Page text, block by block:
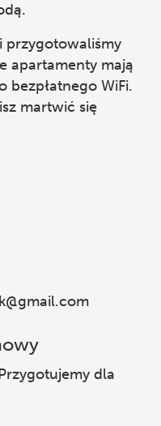
przygotowaliśmy
apartamenty mają
bezpłatnego WiFi.
martwić się
dla